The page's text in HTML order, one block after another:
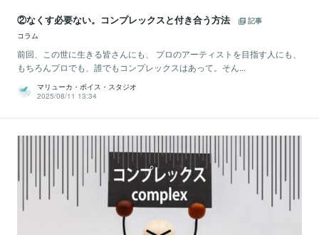
②なくす必要ない。コンプレックスと付き合う方法
記事
コラム
前回、この世に生きる皆さんにも、 プロのアーティストを目指す人にも、
もちろんプロでも、誰でもコンプレックスはあって。そん...
マリューカ・ボイス・スタジオ
2025/08/11 13:34